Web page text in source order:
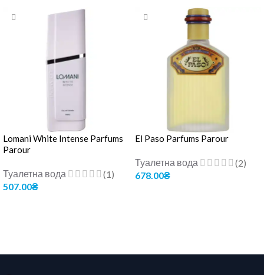
Lomani White Intense Parfums
Parour
Туалетна вода
(1)
507.00₴
El Paso Parfums Parour
Туалетна вода
(2)
678.00₴